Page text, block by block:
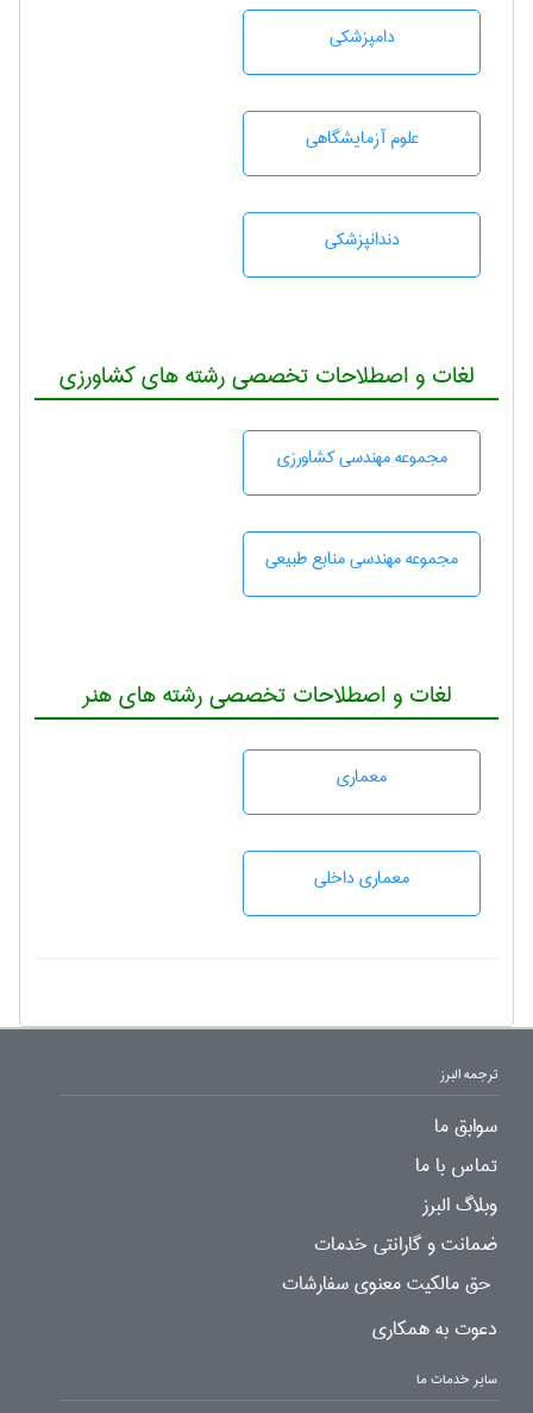
دامپزشكی
علوم آزمايشگاهی
دندانپزشكی
لغات و اصطلاحات تخصصی رشته های کشاورزی
مجموعه مهندسی كشاورزی
مجموعه مهندسی منابع طبيعی
لغات و اصطلاحات تخصصی رشته های هنر
معماری
معماری داخلی
ترجمه البرز
سوابق ما
تماس با ما
وبلاگ البرز
ضمانت و گارانتی خدمات
حق مالکیت معنوی سفارشات
دعوت به همکاری
سایر خدمات ما